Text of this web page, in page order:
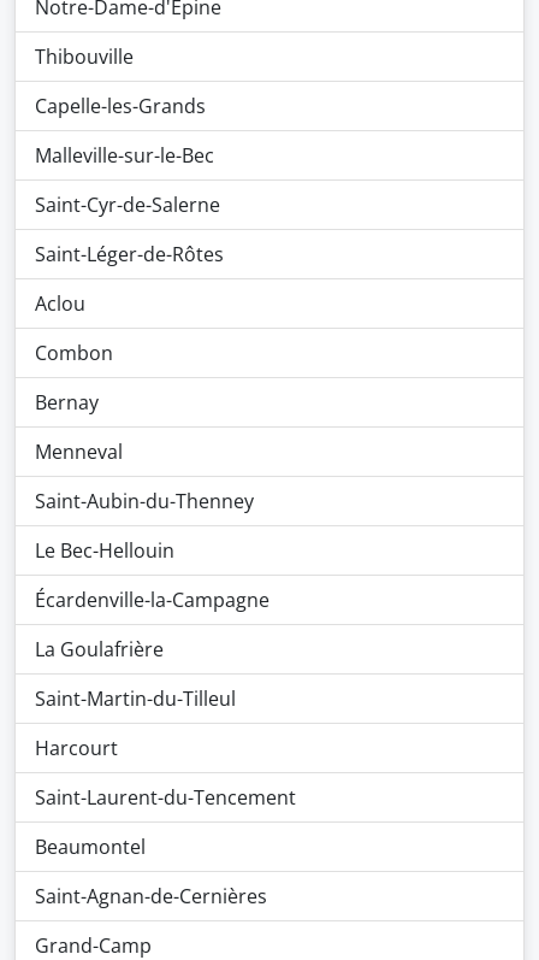
Notre-Dame-d'Épine
Thibouville
Capelle-les-Grands
Malleville-sur-le-Bec
Saint-Cyr-de-Salerne
Saint-Léger-de-Rôtes
Aclou
Combon
Bernay
Menneval
Saint-Aubin-du-Thenney
Le Bec-Hellouin
Écardenville-la-Campagne
La Goulafrière
Saint-Martin-du-Tilleul
Harcourt
Saint-Laurent-du-Tencement
Beaumontel
Saint-Agnan-de-Cernières
Grand-Camp